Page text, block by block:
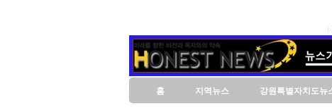
홈 지역뉴스 강원특별자치도뉴